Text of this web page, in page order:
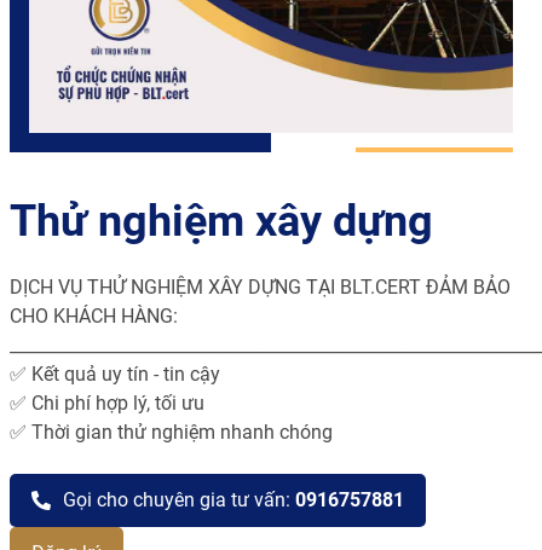
Thử nghiệm xây dựng
DỊCH VỤ THỬ NGHIỆM XÂY DỰNG TẠI BLT.CERT ĐẢM BẢO
CHO KHÁCH HÀNG:
✅ Kết quả uy tín - tin cậy
✅ Chi phí hợp lý, tối ưu
✅ Thời gian thử nghiệm nhanh chóng
Gọi cho chuyên gia tư vấn: 0916757881